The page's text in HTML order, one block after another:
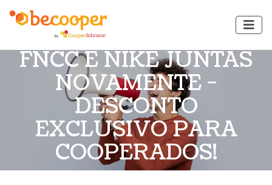
FNCC E NIKE JUNTAS
NOVAMENTE -
DESCONTO
EXCLUSIVO PARA
COOPERADOS!